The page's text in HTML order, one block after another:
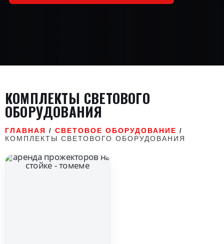
КОМПЛЕКТЫ СВЕТОВОГО
ОБОРУДОВАНИЯ
ГЛАВНАЯ / СВЕТОВОЕ ОБОРУДОВАНИЕ /
КОМПЛЕКТЫ СВЕТОВОГО ОБОРУДОВАНИЯ